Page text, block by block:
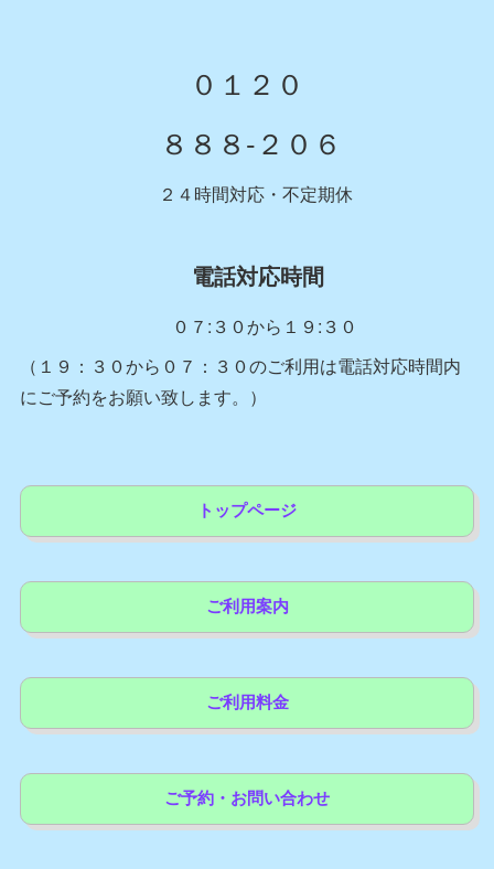
０１２０
８８８-２０６
２４時間対応・不定期休
電話対応時間
０７:３０から１９:３０
（１９：３０から０７：３０のご利用は電話対応時間内
にご予約をお願い致します。）
トップページ
ご利用案内
ご利用料金
ご予約・お問い合わせ